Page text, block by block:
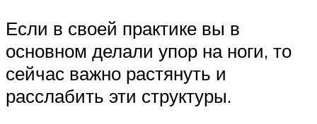
Если в своей практике вы в
основном делали упор на ноги, то
сейчас важно растянуть и
расслабить эти структуры.